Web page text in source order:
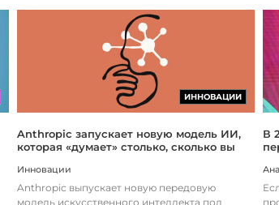
ИННОВАЦИИ
Anthropic запускает новую модель ИИ,
которая «думает» столько, сколько вы
Инновации
Anthropic выпускает новую передовую
модель искусственного интеллекта под
В